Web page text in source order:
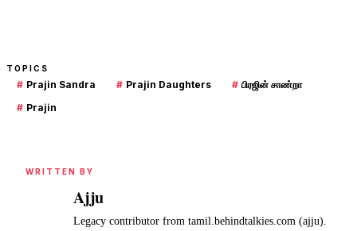
TOPICS
# Prajin Sandra # Prajin Daughters # பிரஜின் சாண்றா
# Prajin
WRITTEN BY
Ajju
Legacy contributor from tamil.behindtalkies.com (ajju).